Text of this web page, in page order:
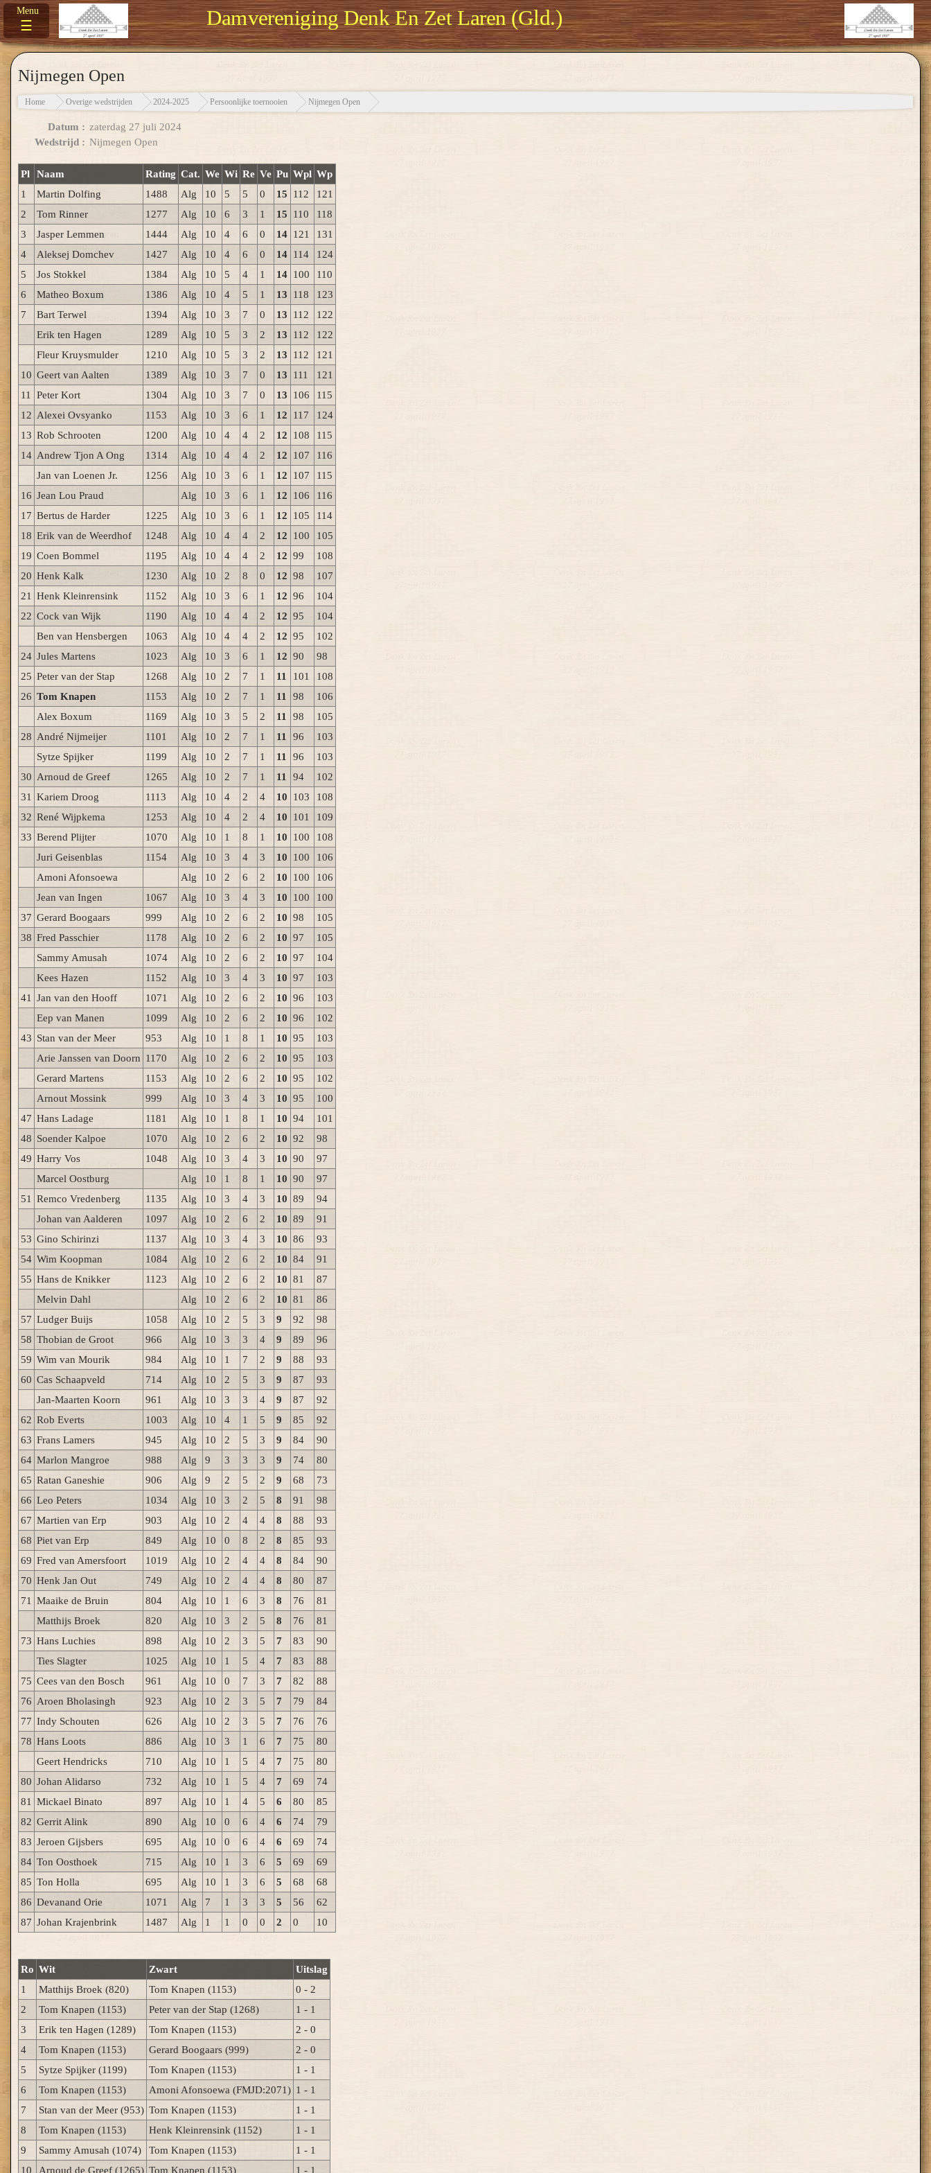
☰ Damvereniging Denk En Zet Laren (Gld.)
Nijmegen Open
Home Overige wedstrijden 2024-2025 Persoonlijke toernooien Nijmegen Open
Datum : zaterdag 27 juli 2024
Wedstrijd : Nijmegen Open
Pl Naam Rating Cat. We Wi Re Ve Pu Wpl Wp
1
Martin Dolfing 1488 Alg 10 5 5 0 15 112
121
2
Tom Rinner 1277 Alg 10 6 3 1 15 110
118
3
Jasper Lemmen 1444 Alg 10 4 6 0 14 121
131
4
Aleksej Domchev 1427 Alg 10 4 6 0 14 114
124
5
Jos Stokkel 1384 Alg 10 5 4 1 14 100
110
6
Matheo Boxum 1386 Alg 10 4 5 1 13 118
123
7
Bart Terwel 1394 Alg 10 3 7 0 13 112
122
Erik ten Hagen
1289 Alg 10 5 3 2 13 112
122
Fleur Kruysmulder
1210 Alg 10 5 3 2 13 112
121
10 Geert van Aalten 1389 Alg 10 3 7 0 13 111
121
11
Peter Kort 1304 Alg 10 3 7 0 13 106
115
12 Alexei Ovsyanko 1153 Alg 10 3 6 1 12 117
124
13 Rob Schrooten 1200 Alg 10 4 4 2 12 108
115
14 Andrew Tjon A Ong 1314 Alg 10 4 4 2 12 107
116
Jan van Loenen Jr.
1256 Alg 10 3 6 1 12 107
115
16 Jean Lou Praud Alg 10 3 6 1 12 106
116
17 Bertus de Harder 1225 Alg 10 3 6 1 12 105
114
18 Erik van de Weerdhof 1248 Alg 10 4 4 2 12 100
105
19 Coen Bommel 1195 Alg 10 4 4 2 12 99
108
20 Henk Kalk 1230 Alg 10 2 8 0 12 98
107
21
Henk Kleinrensink 1152 Alg 10 3 6 1 12 96
104
22 Cock van Wijk 1190 Alg 10 4 4 2 12 95
104
Ben van Hensbergen
1063 Alg 10 4 4 2 12 95
102
24 Jules Martens 1023 Alg 10 3 6 1 12 90
98
25 Peter van der Stap 1268 Alg 10 2 7 1 11 101
108
26 Tom Knapen 1153 Alg 10 2 7 1 11 98
106
Alex Boxum
1169 Alg 10 3 5 2 11 98
105
28 André Nijmeijer 1101 Alg 10 2 7 1 11 96
103
Sytze Spijker
1199 Alg 10 2 7 1 11 96
103
30 Arnoud de Greef 1265 Alg 10 2 7 1 11 94
102
31
Kariem Droog 1113 Alg 10 4 2 4 10 103
108
32 René Wijpkema 1253 Alg 10 4 2 4 10 101
109
33 Berend Plijter 1070 Alg 10 1 8 1 10 100
108
Juri Geisenblas
1154 Alg 10 3 4 3 10 100
106
Amoni Afonsoewa
Alg 10 2 6 2 10 100
106
Jean van Ingen
1067 Alg 10 3 4 3 10 100
100
37 Gerard Boogaars 999 Alg 10 2 6 2 10 98
105
38 Fred Passchier 1178 Alg 10 2 6 2 10 97
105
Sammy Amusah
1074 Alg 10 2 6 2 10 97
104
Kees Hazen
1152 Alg 10 3 4 3 10 97
103
41
Jan van den Hooff 1071 Alg 10 2 6 2 10 96
103
Eep van Manen
1099 Alg 10 2 6 2 10 96
102
43 Stan van der Meer 953 Alg 10 1 8 1 10 95
103
Arie Janssen van Doorn 1170 Alg 10 2 6 2 10 95
103
Gerard Martens
1153 Alg 10 2 6 2 10 95
102
Arnout Mossink
999 Alg 10 3 4 3 10 95
100
47 Hans Ladage 1181 Alg 10 1 8 1 10 94
101
48 Soender Kalpoe 1070 Alg 10 2 6 2 10 92
98
49 Harry Vos 1048 Alg 10 3 4 3 10 90
97
Marcel Oostburg
Alg 10 1 8 1 10 90
97
51
Remco Vredenberg 1135 Alg 10 3 4 3 10 89
94
Johan van Aalderen
1097 Alg 10 2 6 2 10 89
91
53 Gino Schirinzi 1137 Alg 10 3 4 3 10 86
93
54 Wim Koopman 1084 Alg 10 2 6 2 10 84
91
55 Hans de Knikker 1123 Alg 10 2 6 2 10 81
87
Melvin Dahl
Alg 10 2 6 2 10 81
86
57 Ludger Buijs 1058 Alg 10 2 5 3 9 92
98
58 Thobian de Groot 966 Alg 10 3 3 4 9 89
96
59 Wim van Mourik 984 Alg 10 1 7 2 9 88
93
60 Cas Schaapveld 714 Alg 10 2 5 3 9 87
93
Jan-Maarten Koorn
961 Alg 10 3 3 4 9 87
92
62 Rob Everts 1003 Alg 10 4 1 5 9 85
92
63 Frans Lamers 945 Alg 10 2 5 3 9 84
90
64 Marlon Mangroe 988 Alg 9 3 3 3 9 74
80
65 Ratan Ganeshie 906 Alg 9 2 5 2 9 68
73
66 Leo Peters 1034 Alg 10 3 2 5 8 91
98
67 Martien van Erp 903 Alg 10 2 4 4 8 88
93
68 Piet van Erp 849 Alg 10 0 8 2 8 85
93
69 Fred van Amersfoort 1019 Alg 10 2 4 4 8 84
90
70 Henk Jan Out 749 Alg 10 2 4 4 8 80
87
71
Maaike de Bruin 804 Alg 10 1 6 3 8 76
81
Matthijs Broek
820 Alg 10 3 2 5 8 76
81
73 Hans Luchies 898 Alg 10 2 3 5 7 83
90
Ties Slagter
1025 Alg 10 1 5 4 7 83
88
75 Cees van den Bosch 961 Alg 10 0 7 3 7 82
88
76 Aroen Bholasingh 923 Alg 10 2 3 5 7 79
84
77 Indy Schouten 626 Alg 10 2 3 5 7 76
76
78 Hans Loots 886 Alg 10 3 1 6 7 75
80
Geert Hendricks
710 Alg 10 1 5 4 7 75
80
80 Johan Alidarso 732 Alg 10 1 5 4 7 69
74
81
Mickael Binato 897 Alg 10 1 4 5 6 80
85
82 Gerrit Alink 890 Alg 10 0 6 4 6 74
79
83 Jeroen Gijsbers 695 Alg 10 0 6 4 6 69
74
84 Ton Oosthoek 715 Alg 10 1 3 6 5 69
69
85 Ton Holla 695 Alg 10 1 3 6 5 68
68
86 Devanand Orie 1071 Alg 7 1 3 3 5 56
62
87 Johan Krajenbrink 1487 Alg 1 1 0 0 2 0 10
Ro Wit Zwart
Uitslag
1
Matthijs Broek (820) Tom Knapen (1153)
0 - 2
2
Tom Knapen (1153) Peter van der Stap (1268)
1 - 1
3
Erik ten Hagen (1289) Tom Knapen (1153)
2 - 0
4
Tom Knapen (1153) Gerard Boogaars (999)
2 - 0
5
Sytze Spijker (1199) Tom Knapen (1153)
1 - 1
6
Tom Knapen (1153) Amoni Afonsoewa (FMJD:2071) 1 - 1
7
Stan van der Meer (953) Tom Knapen (1153)
1 - 1
8
Tom Knapen (1153) Henk Kleinrensink (1152)
1 - 1
9
Sammy Amusah (1074) Tom Knapen (1153)
1 - 1
10
Arnoud de Greef (1265) Tom Knapen (1153) 1 - 1